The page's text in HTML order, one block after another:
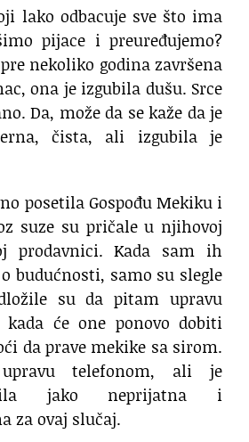
lako odbacuje sve što ima
pijace i preuređujemo?
nekoliko godina završena
ona je izgubila dušu. Srce
Da, može da se kaže da je
čista, ali izgubila je
posetila Gospođu Mekiku i
suze su pričale u njihovoj
prodavnici. Kada sam ih
budućnosti, samo su slegle
su da pitam upravu
kada će one ponovo dobiti
da prave mekike sa sirom.
telefonom, ali je
jako neprijatna i
za ovaj slučaj.